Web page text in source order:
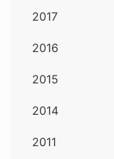
2017
2016
2015
2014
2011